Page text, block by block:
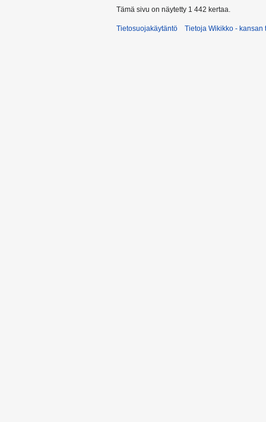
Tämä sivu on näytetty 1 442 kertaa.
Tietosuojakäytäntö Tietoja Wikikko - kansan